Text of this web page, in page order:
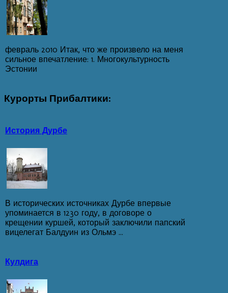
февраль 2010 Итак, что же произвело на меня
сильное впечатление: 1. Многокультурность
Эстонии
Курорты Прибалтики:
История Дурбе
В исторических источниках Дурбе впервые
упоминается в 1230 году, в договоре о
крещении куршей, который заключили папский
вицелегат Балдуин из Ольмэ ...
Кулдига